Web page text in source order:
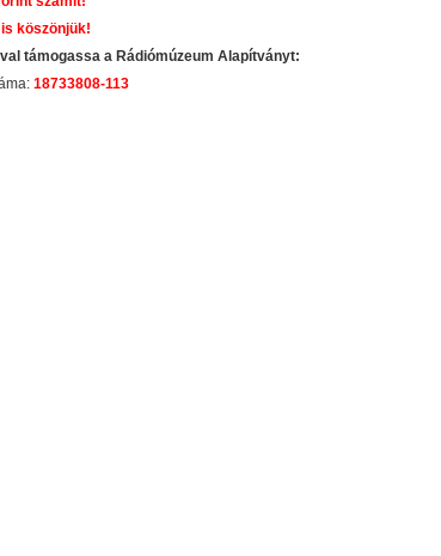
köszönjük!
támogassa a Rádiómúzeum Alapítványt:
18733808-113